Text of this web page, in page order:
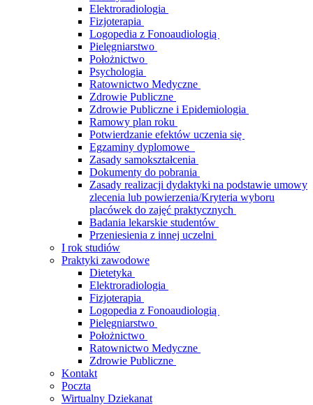
Elektroradiologia
Fizjoterapia
Logopedia z Fonoaudiologią
Pielęgniarstwo
Położnictwo
Psychologia
Ratownictwo Medyczne
Zdrowie Publiczne
Zdrowie Publiczne i Epidemiologia
Ramowy plan roku
Potwierdzanie efektów uczenia się
Egzaminy dyplomowe
Zasady samokształcenia
Dokumenty do pobrania
Zasady realizacji dydaktyki na podstawie umowy
zlecenia lub powierzenia/Kryteria wyboru
placówek do zajęć praktycznych
Badania lekarskie studentów
Przeniesienia z innej uczelni
I rok studiów
Praktyki zawodowe
Dietetyka
Elektroradiologia
Fizjoterapia
Logopedia z Fonoaudiologią
Pielęgniarstwo
Położnictwo
Ratownictwo Medyczne
Zdrowie Publiczne
Kontakt
Poczta
Wirtualny Dziekanat